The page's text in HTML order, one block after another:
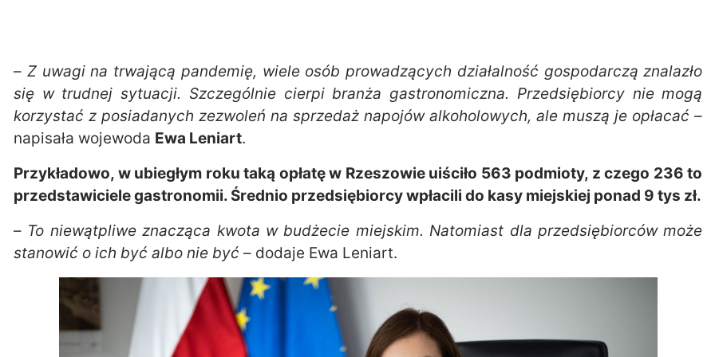
– Z uwagi na trwającą pandemię, wiele osób prowadzących działalność gospodarczą znalazło
się w trudnej sytuacji. Szczególnie cierpi branża gastronomiczna. Przedsiębiorcy nie mogą
korzystać z posiadanych zezwoleń na sprzedaż napojów alkoholowych, ale muszą je opłacać –
napisała wojewoda Ewa Leniart.
Przykładowo, w ubiegłym roku taką opłatę w Rzeszowie uiściło 563 podmioty, z czego 236 to
przedstawiciele gastronomii. Średnio przedsiębiorcy wpłacili do kasy miejskiej ponad 9 tys zł.
– To niewątpliwe znacząca kwota w budżecie miejskim. Natomiast dla przedsiębiorców może
stanowić o ich być albo nie być – dodaje Ewa Leniart.